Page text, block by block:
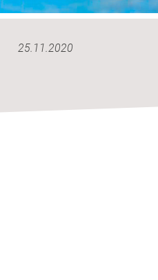
25.11.2020